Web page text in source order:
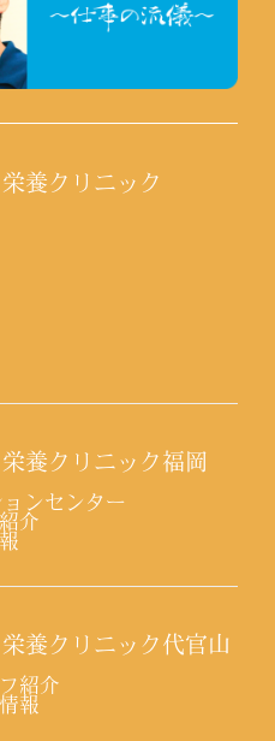
養クリニック
養クリニック福岡
ンセンター
介
養クリニック代官山
紹介
報